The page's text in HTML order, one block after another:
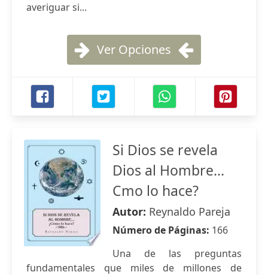
averiguar si...
Ver Opciones
Si Dios se revela
Dios al Hombre...
Cmo lo hace?
Autor: Reynaldo Pareja
Número de Páginas: 166
Una de las preguntas
fundamentales que miles de millones de